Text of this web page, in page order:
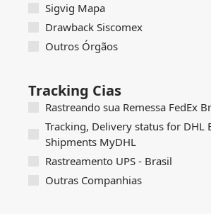
Sigvig Mapa
Drawback Siscomex
Outros Órgãos
Tracking Cias
Rastreando sua Remessa FedEx
Tracking, Delivery status for DHL
Shipments MyDHL
Rastreamento UPS - Brasil
Outras Companhias